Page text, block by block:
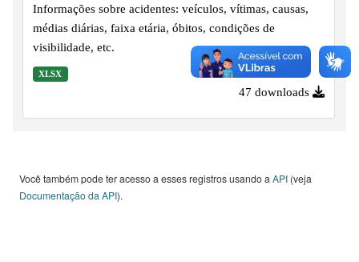
Informações sobre acidentes: veículos, vítimas, causas,
médias diárias, faixa etária, óbitos, condições de
visibilidade, etc.
XLSX
47 downloads
Você também pode ter acesso a esses registros usando a API (veja
Documentação da API).